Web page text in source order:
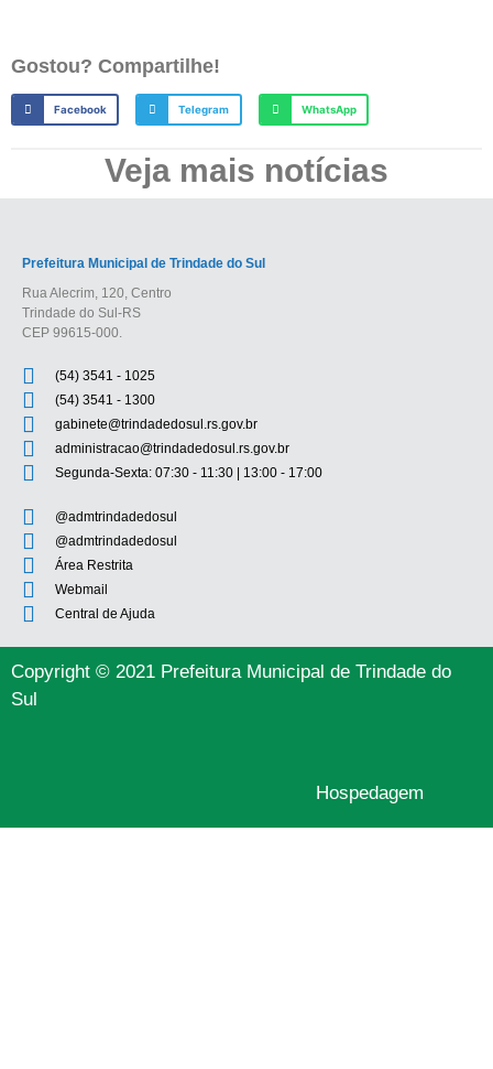
Gostou? Compartilhe!
Facebook Telegram WhatsApp
Veja mais notícias
Prefeitura Municipal de Trindade do Sul
Rua Alecrim, 120, Centro
Trindade do Sul-RS
CEP 99615-000.
(54) 3541 - 1025
(54) 3541 - 1300
gabinete@trindadedosul.rs.gov.br
administracao@trindadedosul.rs.gov.br
Segunda-Sexta: 07:30 - 11:30 | 13:00 - 17:00
@admtrindadedosul
@admtrindadedosul
Área Restrita
Webmail
Central de Ajuda
Copyright © 2021 Prefeitura Municipal de Trindade do
Sul
Hospedagem